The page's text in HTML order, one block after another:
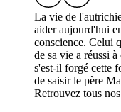
La vie de
aider aujourd'hui
conscience. Celui
de sa vie a réussi
s'est-il forgé cette
de saisir le père
Retrouvez tous